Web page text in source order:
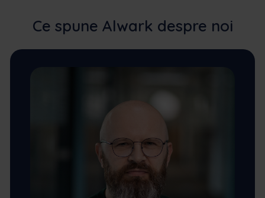
Ce spune Alwark despre noi